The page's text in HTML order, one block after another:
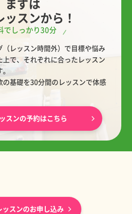
スンから！
でしっかり30分
レッスン時間外）で目標や悩み
で、 それぞれに合ったレッスン
の基礎を30分間のレッスンで体感
スンの予約はこちら
ッスンのお申し込み